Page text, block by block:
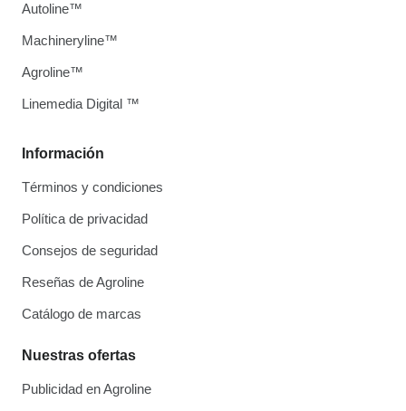
Información
Términos y condiciones
Política de privacidad
Consejos de seguridad
Reseñas de Agroline
Catálogo de marcas
Nuestras ofertas
Publicidad en Agroline
Autoline™
Machineryline™
Agroline™
Linemedia Digital ™